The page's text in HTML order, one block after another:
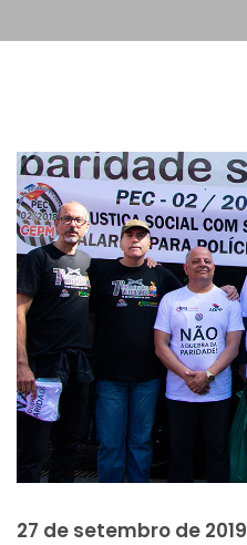
27 de setembro de 2019